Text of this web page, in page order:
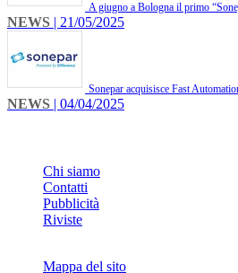
A giugno a Bologna il primo
NEWS | 21/05/2025
Sonepar acquisisce Fast
NEWS | 04/04/2025
Chi siamo
Contatti
Pubblicità
Riviste
Mappa del sito